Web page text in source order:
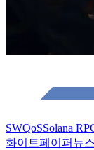
SWQoSSolana
화이트페이퍼 뉴스